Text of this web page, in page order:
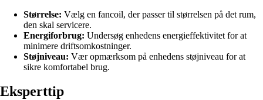
Størrelse: Vælg en fancoil, der passer til størrelsen på det rum,
den skal servicere.
Energiforbrug: Undersøg enhedens energieffektivitet for at
minimere driftsomkostninger.
Støjniveau: Vær opmærksom på enhedens støjniveau for at
sikre komfortabel brug.
Eksperttip